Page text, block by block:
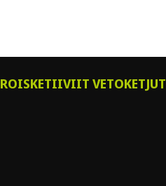
ROISKETIIVIIT VETOKETJUT